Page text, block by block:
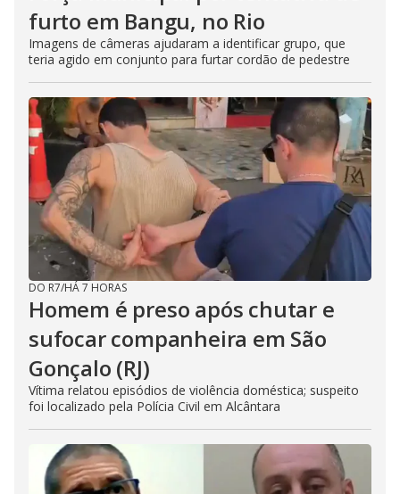
furto em Bangu, no Rio
Imagens de câmeras ajudaram a identificar grupo, que
teria agido em conjunto para furtar cordão de pedestre
DO R7/HÁ 7 HORAS
Homem é preso após chutar e
sufocar companheira em São
Gonçalo (RJ)
Vítima relatou episódios de violência doméstica; suspeito
foi localizado pela Polícia Civil em Alcântara